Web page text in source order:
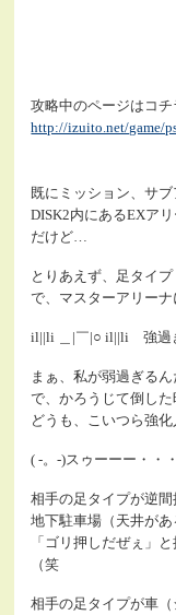
攻略中のページはコチ
http://izuito.net/game/
既にミッション、サブ
DISK2内にあるEXア
だけど…
とりあえず、足タイ
で、マスターアリー
il||li ＿|￣|○ il||li 強過
まぁ、私が弱過ぎる
で、かろうじて倒し
どうも、こいつら強化
( -。-)スゥーーー・・
相手の足タイプが逆
地下駐車場（天井が
「ゴリ押しだぜぇ」
（笑
相手の足タイプが車